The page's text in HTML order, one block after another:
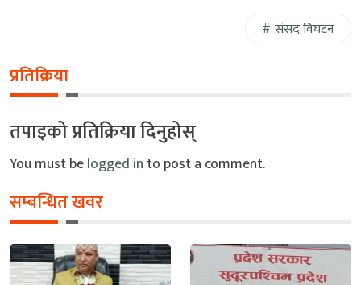
संसद विघटन
प्रतिक्रिया
तपाइको प्रतिक्रिया दिनुहोस्
You must belogged in to post a comment.
सम्बन्धित खवर